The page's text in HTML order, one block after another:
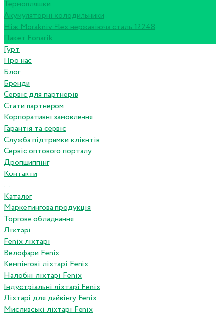
Термопляшки
Акумуляторні холодильники
Ніж Morakniv Flex нержавіюча сталь 12248
Пакет Fonarik
Гурт
Про нас
Блог
Бренди
Сервіс для партнерів
Стати партнером
Корпоративні замовлення
Гарантія та сервіс
Служба підтримки клієнтів
Сервіс оптового порталу
Дропшиппінг
Контакти
...
Каталог
Маркетингова продукція
Торгове обладнання
Ліхтарі
Fenix ліхтарі
Велофари Fenix
Кемпінгові ліхтарі Fenix
Налобні ліхтарі Fenix
Індустріальні ліхтарі Fenix
Ліхтарі для дайвінгу Fenix
Мисливські ліхтарі Fenix